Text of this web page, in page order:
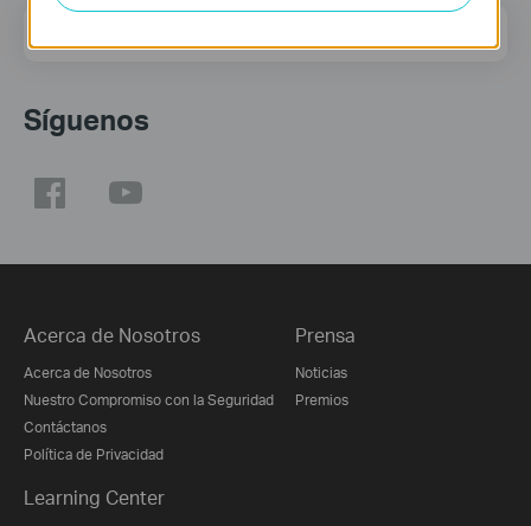
Síguenos
Acerca de Nosotros
Acerca de Nosotros
Nuestro Compromiso con la Seguridad
Contáctanos
Política de Privacidad
Prensa
Noticias
Premios
Learning Center